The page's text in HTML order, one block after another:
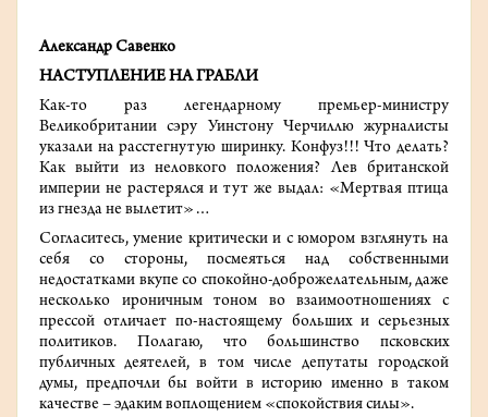
Александр Савенко
НАСТУПЛЕНИЕ НА ГРАБЛИ
Как-то раз легендарному премьер-министру
Великобритании сэру Уинстону Черчиллю журналисты
указали на расстегнутую ширинку. Конфуз!!! Что делать?
Как выйти из неловкого положения? Лев британской
империи не растерялся и тут же выдал: «Мертвая птица
из гнезда не вылетит»…
Согласитесь, умение критически и с юмором взглянуть на
себя со стороны, посмеяться над собственными
недостатками вкупе со спокойно-доброжелательным, даже
несколько ироничным тоном во взаимоотношениях с
прессой отличает по-настоящему больших и серьезных
политиков. Полагаю, что большинство псковских
публичных деятелей, в том числе депутаты городской
думы, предпочли бы войти в историю именно в таком
качестве – эдаким воплощением «спокойствия силы».